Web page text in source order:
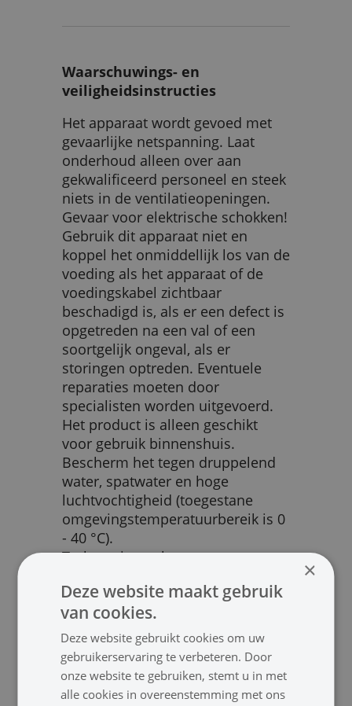
Waarschuwings- en
veiligheidsinstructies
Het apparaat wordt gevoed met
gevaarlijke netspanning. Laat
onderhoud alleen over aan
gekwalificeerd personeel en steek
niets in de ventilatieopeningen.
Gevaar voor elektrische schokken!
Gebruik dit apparaat niet en
koppel het onmiddellijk los van de
voeding als het apparaat of de
voedingskabel zichtbaar
beschadigd is, als er een defect is
opgetreden na een val of een
soortgelijk ongeval, als er
storingen optreden. Eventuele
reparaties moeten door
specialisten worden uitgevoerd.
Het product is alleen geschikt
voor gebruik binnenshuis.
Bescherm het tegen druppelend
water, spatwater en hoge
luchtvochtigheid (toegestane
omgevingstemperatuurbereik is 0
- 40 °C).
Trek nooit aan het netsnoer om
halen, pak altijd de stekker vast.
De in het apparaat gegenereerde
warmte moet door luchtcirculatie
worden afgevoerd. Bedek nooit de
ventilatieopeningen van de
behuizing.
×
Deze website maakt gebruik
van cookies.
Deze website gebruikt cookies om uw
gebruikerservaring te verbeteren. Door
onze website te gebruiken, stemt u in met
alle cookies in overeenstemming met ons